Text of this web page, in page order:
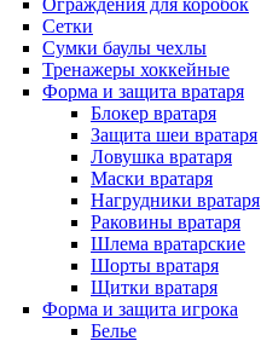
Ограждения для коробок
Сетки
Сумки баулы чехлы
Тренажеры хоккейные
Форма и защита вратаря
Блокер вратаря
Защита шеи вратаря
Ловушка вратаря
Маски вратаря
Нагрудники вратаря
Раковины вратаря
Шлема вратарские
Шорты вратаря
Щитки вратаря
Форма и защита игрока
Белье